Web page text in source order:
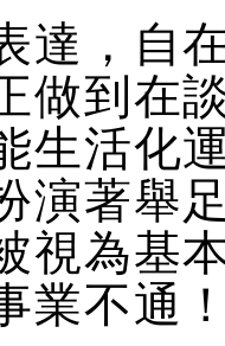
達，自
做到在
生活化
演著舉
視為基
業不通